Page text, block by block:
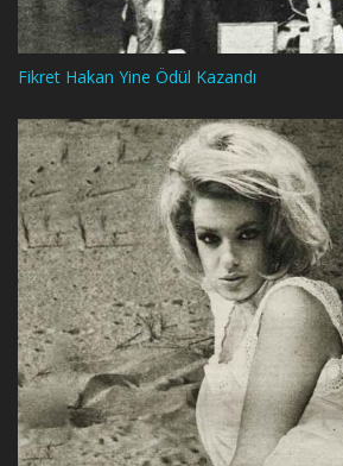
Fikret Hakan Yine Ödül Kazandı